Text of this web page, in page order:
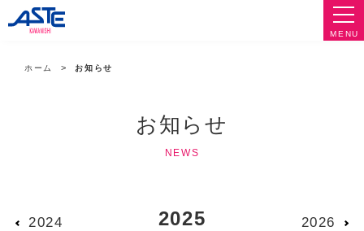
MENU
ホーム お知らせ
お知らせ
NEWS
2024 2025 2026